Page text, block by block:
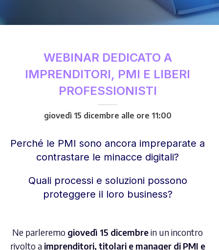
WEBINAR DEDICATO A
IMPRENDITORI, PMI E LIBERI
PROFESSIONISTI
giovedì 15 dicembre alle ore 11:00
Perché le PMI sono ancora impreparate a
contrastare le minacce digitali?
Quali processi e soluzioni possono
proteggere il loro business?
Ne parleremo giovedì 15 dicembrein un incontro
rivolto a imprenditori, titolari e manager di PMI e